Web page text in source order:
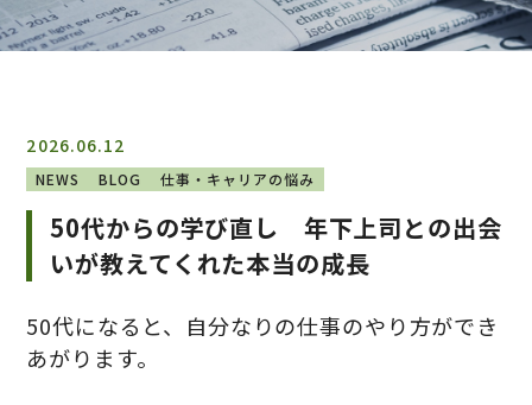
50代からの学び直し 年下上司との出会
いが教えてくれた本当の成長
NEWS BLOG 仕事・キャリアの悩み
2026.06.12
50代になると、自分なりの仕事のやり方ができ
あがります。